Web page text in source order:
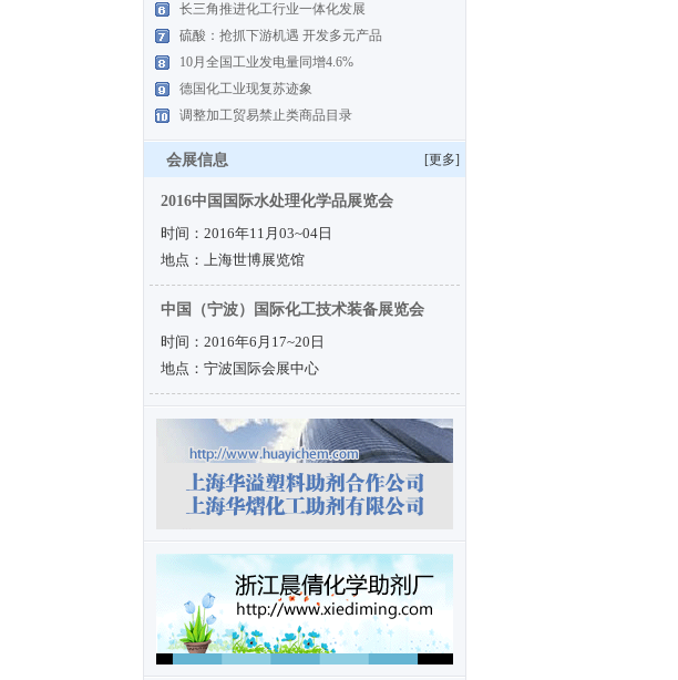
长三角推进化工行业一体化发展
硫酸：抢抓下游机遇 开发多元产品
10月全国工业发电量同增4.6%
德国化工业现复苏迹象
调整加工贸易禁止类商品目录
会展信息 [更多]
2016中国国际水处理化学品展览会
时间：2016年11月03~04日
地点：上海世博展览馆
中国（宁波）国际化工技术装备展览会
时间：2016年6月17~20日
地点：宁波国际会展中心